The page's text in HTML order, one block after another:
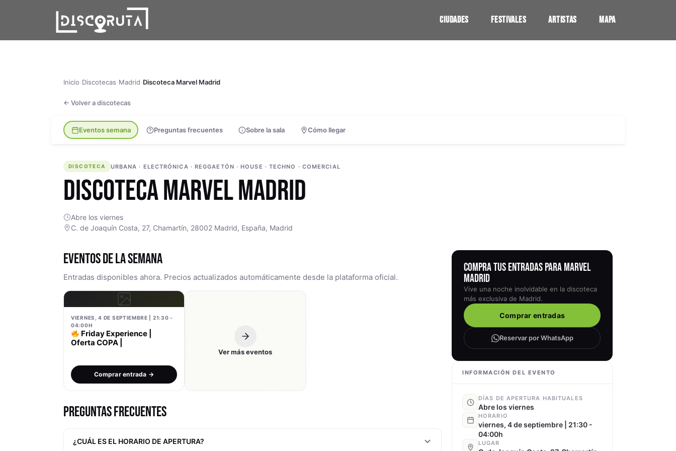
CIUDADES FESTIVALES ARTISTAS MAPA
Inicio Discotecas Madrid Discoteca Marvel Madrid
← Volver a discotecas
DISCOTECA
Eventos semana Preguntas frecuentes Sobre la sala Cómo llegar
DISCOTECA URBANA · ELECTRÓNICA · REGGAETÓN · HOUSE · TECHNO · COMERCIAL
DISCOTECA MARVEL MADRID
Abre los viernes
C. de Joaquín Costa, 27, Chamartín, 28002 Madrid, España, Madrid
COMPRA TUS ENTRADAS PARA MARVEL
MADRID
Vive una noche inolvidable en la discoteca
más exclusiva de Madrid.
Comprar entradas
Reservar por WhatsApp
INFORMACIÓN DEL EVENTO
DÍAS DE APERTURA HABITUALES
Abre los viernes
HORARIO
viernes, 4 de septiembre | 21:30 -
04:00h
LUGAR
EVENTOS DE LA SEMANA
Entradas disponibles ahora. Precios actualizados automáticamente desde la plataforma oficial.
VIERNES, 4 DE SEPTIEMBRE | 21:30 -
04:00H
Friday Experience |
Oferta COPA |
Comprar entrada →
Ver más eventos
PREGUNTAS FRECUENTES
¿CUÁL ES EL HORARIO DE APERTURA?